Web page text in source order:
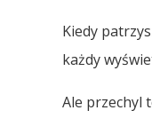
Kiedy
każdy
Ale przechyl